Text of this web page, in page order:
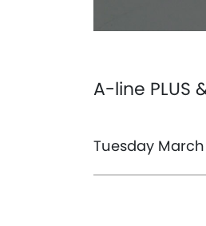
A-line PLUS
Tuesday March